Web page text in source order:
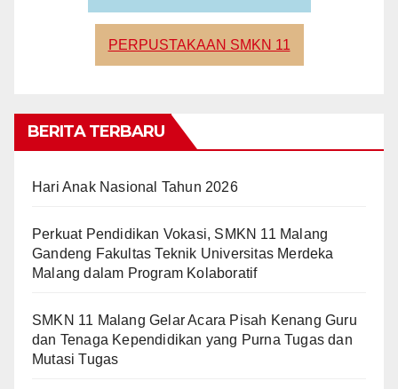
PERPUSTAKAAN SMKN 11
BERITA TERBARU
Hari Anak Nasional Tahun 2026
Perkuat Pendidikan Vokasi, SMKN 11 Malang
Gandeng Fakultas Teknik Universitas Merdeka
Malang dalam Program Kolaboratif
SMKN 11 Malang Gelar Acara Pisah Kenang Guru
dan Tenaga Kependidikan yang Purna Tugas dan
Mutasi Tugas